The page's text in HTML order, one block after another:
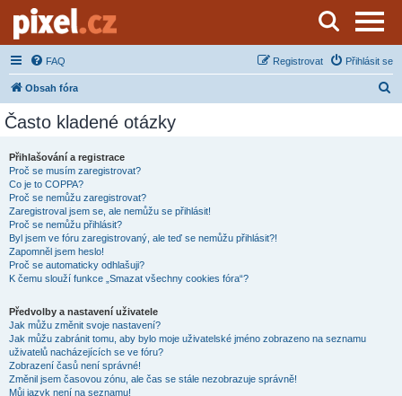
Server o natáčení a zpracování videa
FAQ Přihlásit se
Registrovat
Obsah fóra
Často kladené otázky
Přihlašování a registrace
Proč se musím zaregistrovat?
Co je to COPPA?
Proč se nemůžu zaregistrovat?
Zaregistroval jsem se, ale nemůžu se přihlásit!
Proč se nemůžu přihlásit?
Byl jsem ve fóru zaregistrovaný, ale teď se nemůžu přihlásit?!
Zapomněl jsem heslo!
Proč se automaticky odhlašuji?
K čemu slouží funkce „Smazat všechny cookies fóra“?
Předvolby a nastavení uživatele
Jak můžu změnit svoje nastavení?
Jak můžu zabránit tomu, aby bylo moje uživatelské jméno zobrazeno na seznamu
uživatelů nacházejících se ve fóru?
Zobrazení časů není správné!
Změnil jsem časovou zónu, ale čas se stále nezobrazuje správně!
Můj jazyk není na seznamu!